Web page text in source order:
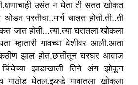
उसंत न घेता ती सतत खोकत
ओडत परतीचा..मार्ग चालत होती.ती..ती
जात होती...त्या.त्या घरातला खोकला
म्हातारी गावच्या वेशीवर आली.आता
कठीण झाल होत.छातीतून घरघर आवाज
चिंचेच्या झाडाखाली तिने अंग झोकून
गाठोड घेतल.इकडे गावातला खोकला